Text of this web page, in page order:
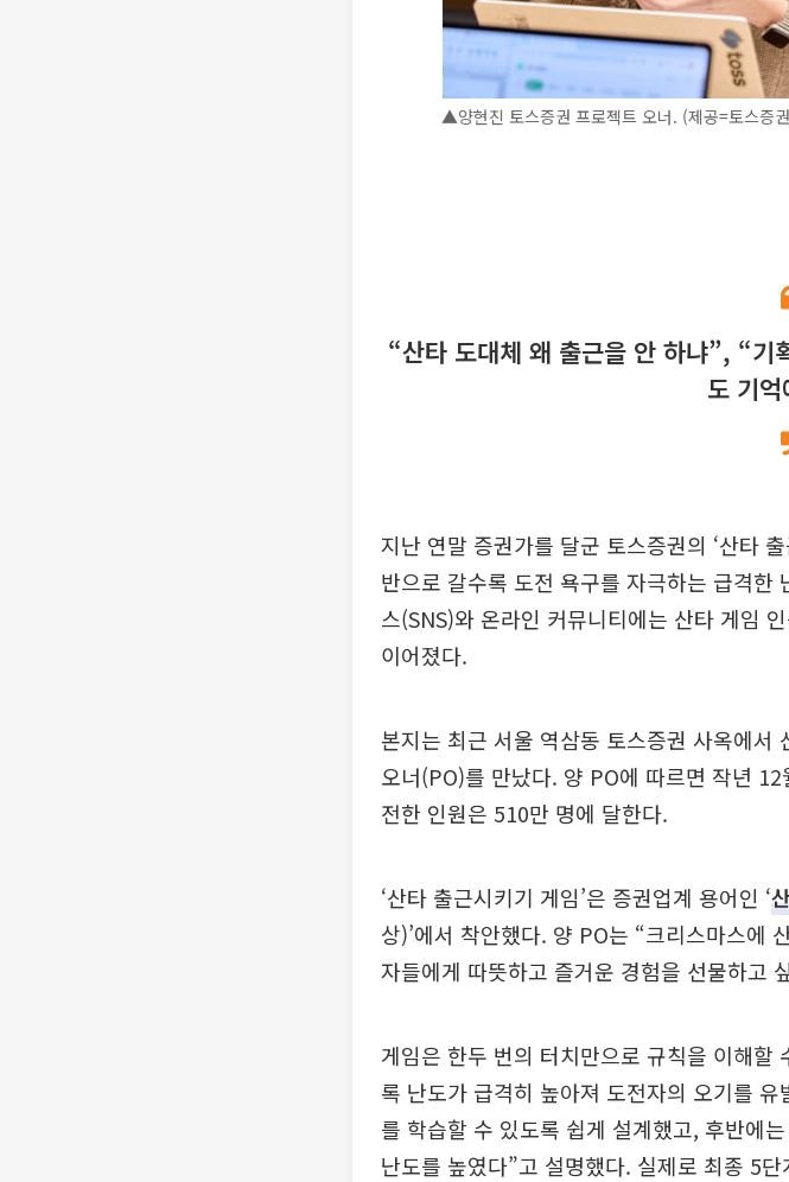
▲양현진 토스증권 프로젝트 오너. (제공=토스증
“산타 도대체 왜 출근을 안 하냐”, “기
도 기
지난 연말 증권가를 달군 토스증권의 ‘산타
반으로 갈수록 도전 욕구를 자극하는 급격한
스(SNS)와 온라인 커뮤니티에는 산타 게임
이어졌다.
본지는 최근 서울 역삼동 토스증권 사옥에서
오너(PO)를 만났다. 양 PO에 따르면 작년
전한 인원은 510만 명에 달한다.
‘산타 출근시키기 게임’은 증권업계 용어인 ‘
상)’에서 착안했다. 양 PO는 “크리스마스에
자들에게 따뜻하고 즐거운 경험을 선물하고
게임은 한두 번의 터치만으로 규칙을 이해할
록 난도가 급격히 높아져 도전자의 오기를
를 학습할 수 있도록 쉽게 설계했고, 후반에
난도를 높였다”고 설명했다. 실제로 최종 5